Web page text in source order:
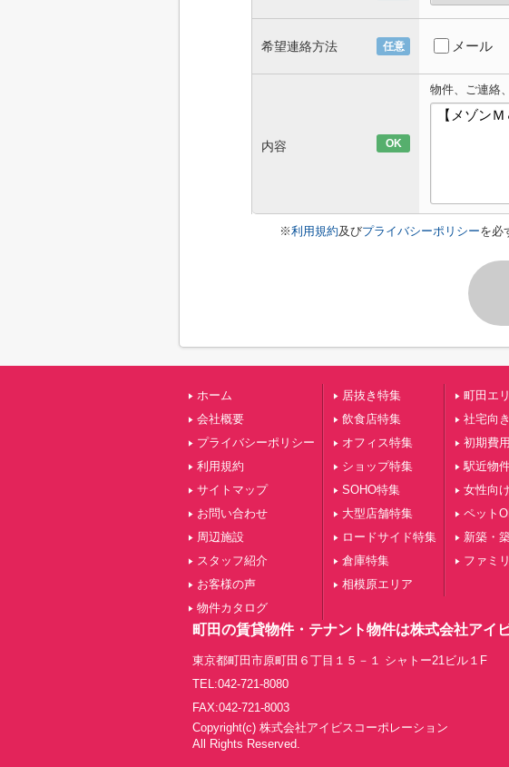
希望連絡方法 任意 メール
内容 OK
物件、ご連絡
※利用規約及びプライバシーポリシーを必
ホーム
会社概要
プライバシーポリシー
利用規約
サイトマップ
お問い合わせ
周辺施設
スタッフ紹介
お客様の声
物件カタログ
居抜き特集
飲食店特集
オフィス特集
ショップ特集
SOHO特集
大型店舗特集
ロードサイド特集
倉庫特集
相模原エリア
町田エ
社宅向
初期費
駅近物
女性向
ペット
新築・
ファミ
町田の賃貸物件・テナント物件は株式会社アイ
東京都町田市原町田６丁目１５－１ シャトー21ビル１F
TEL:042-721-8080
FAX:042-721-8003
Copyright(c) 株式会社アイビスコーポレーション
All Rights Reserved.